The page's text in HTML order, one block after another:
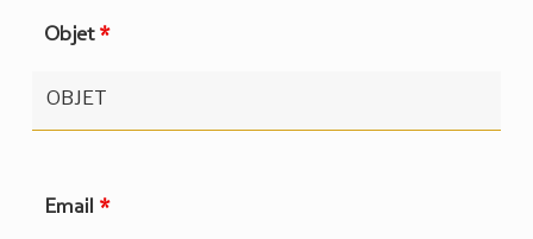
Objet *
Email *